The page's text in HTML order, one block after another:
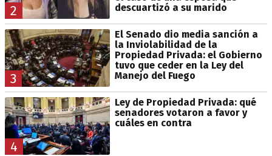
2
descuartizó a su marido
3
El Senado dio media sanción a
la Inviolabilidad de la
Propiedad Privada: el Gobierno
tuvo que ceder en la Ley del
Manejo del Fuego
4
Ley de Propiedad Privada: qué
senadores votaron a favor y
cuáles en contra